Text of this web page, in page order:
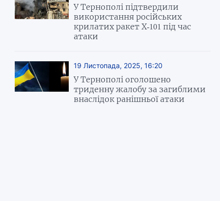
У Тернополі підтвердили
використання російських
крилатих ракет Х-101 під час
атаки
19 Листопада, 2025, 16:20
У Тернополі оголошено
триденну жалобу за загиблими
внаслідок ранішньої атаки